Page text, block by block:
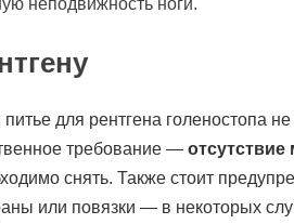
для рентгена голеностопа
требование — отсутствие
снять. Также стоит
или повязки — в некоторых